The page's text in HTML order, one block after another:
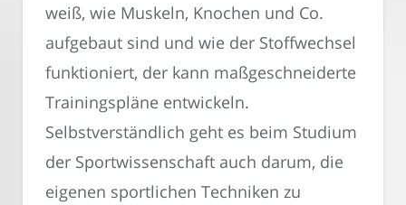
weiß, wie Muskeln, Knochen und Co.
aufgebaut sind und wie der Stoffwechsel
funktioniert, der kann maßgeschneiderte
Trainingspläne entwickeln.
Selbstverständlich geht es beim Studium
der Sportwissenschaft auch darum, die
eigenen sportlichen Techniken zu